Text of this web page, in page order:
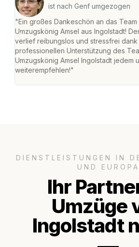
ist nach Genf umgezogen
"Ein großes Dankeschön an das Team
Umzugskönig Amsel aus Ingolstadt!
verlief reibungslos und stressfrei
professionellen Unterstützung des
Umzugskönig Amsel Ingolstadt jedem
weiterempfehlen!"
DIENSTLEISTUNGEN IN
UND EUROPA
Ihr
Umzüge
Ingolstadt